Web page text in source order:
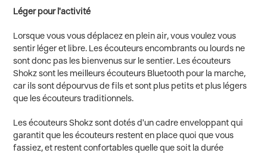
Léger pour l'activité
Lorsque vous vous déplacez en plein air, vous voulez vous
sentir léger et libre. Les écouteurs encombrants ou lourds ne
sont donc pas les bienvenus sur le sentier. Les écouteurs
Shokz sont les meilleurs écouteurs Bluetooth pour la marche,
car ils sont dépourvus de fils et sont plus petits et plus légers
que les écouteurs traditionnels.
Les écouteurs Shokz sont dotés d'un cadre enveloppant qui
garantit que les écouteurs restent en place quoi que vous
fassiez, et restent confortables quelle que soit la durée